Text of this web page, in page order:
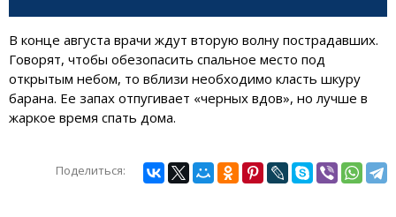
В конце августа врачи ждут вторую волну пострадавших.
Говорят, чтобы обезопасить спальное место под
открытым небом, то вблизи необходимо класть шкуру
барана. Ее запах отпугивает «черных вдов», но лучше в
жаркое время спать дома.
Поделиться: